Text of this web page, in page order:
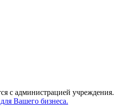
администрацией учреждения.